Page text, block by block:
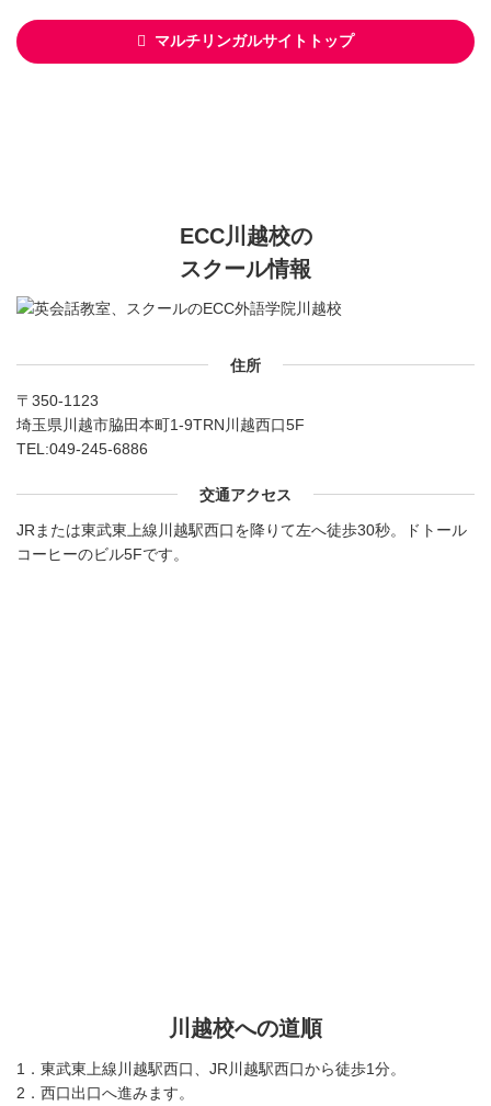
マルチリンガルサイトトップ
ECC川越校の
スクール情報
住所
〒350-1123
埼玉県川越市脇田本町1-9TRN川越西口5F
TEL:049-245-6886
交通アクセス
JRまたは東武東上線川越駅西口を降りて左へ徒歩30秒。ドトール
コーヒーのビル5Fです。
川越校への道順
1．東武東上線川越駅西口、JR川越駅西口から徒歩1分。
2．西口出口へ進みます。